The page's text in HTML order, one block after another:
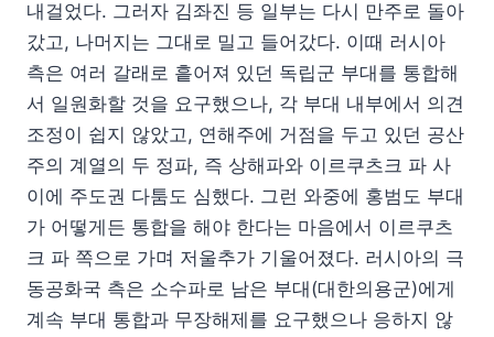
내걸었다. 그러자 김좌진 등 일부는 다시 만주로 돌아
갔고, 나머지는 그대로 밀고 들어갔다. 이때 러시아
측은 여러 갈래로 흩어져 있던 독립군 부대를 통합해
서 일원화할 것을 요구했으나, 각 부대 내부에서 의견
조정이 쉽지 않았고, 연해주에 거점을 두고 있던 공산
주의 계열의 두 정파, 즉 상해파와 이르쿠츠크 파 사
이에 주도권 다툼도 심했다. 그런 와중에 홍범도 부대
가 어떻게든 통합을 해야 한다는 마음에서 이르쿠츠
크 파 쪽으로 가며 저울추가 기울어졌다. 러시아의 극
동공화국 측은 소수파로 남은 부대(대한의용군)에게
계속 부대 통합과 무장해제를 요구했으나 응하지 않